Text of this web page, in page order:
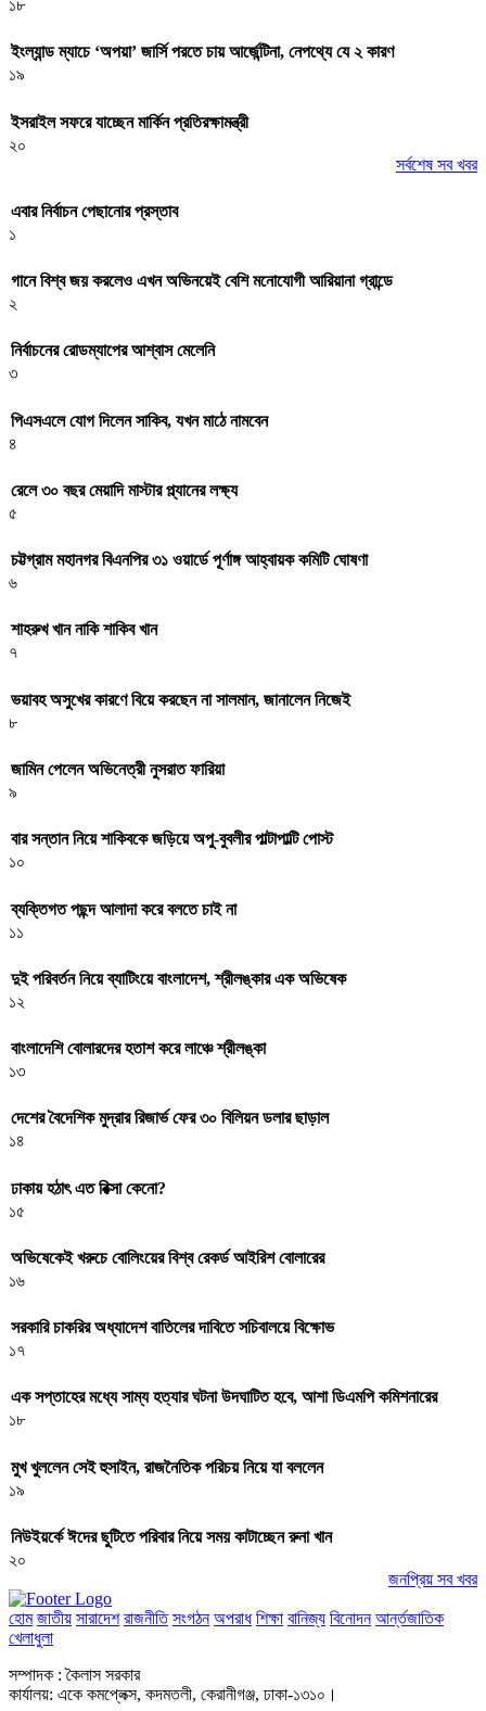
১৮
ইংল্যান্ড ম্যাচে ‘অপয়া’ জার্সি পরতে চায় আর্জেন্টিনা, নেপথ্যে যে ২ কারণ
১৯
ইসরাইল সফরে যাচ্ছেন মার্কিন প্রতিরক্ষামন্ত্রী
২০
সর্বশেষ সব খবর
এবার নির্বাচন পেছানোর প্রস্তাব
১
গানে বিশ্ব জয় করলেও এখন অভিনয়েই বেশি মনোযোগী আরিয়ানা গ্রান্ডে
২
নির্বাচনের রোডম্যাপের আশ্বাস মেলেনি
৩
পিএসএলে যোগ দিলেন সাকিব, যখন মাঠে নামবেন
৪
রেলে ৩০ বছর মেয়াদি মাস্টার প্ল্যানের লক্ষ্য
৫
চট্টগ্রাম মহানগর বিএনপির ৩১ ওয়ার্ডে পূর্ণাঙ্গ আহ্বায়ক কমিটি ঘোষণা
৬
শাহরুখ খান নাকি শাকিব খান
৭
ভয়াবহ অসুখের কারণে বিয়ে করছেন না সালমান, জানালেন নিজেই
৮
জামিন পেলেন অভিনেত্রী নুসরাত ফারিয়া
৯
বার সন্তান নিয়ে শাকিবকে জড়িয়ে অপু-বুবলীর পাল্টাপাল্টি পোস্ট
১০
ব্যক্তিগত পছন্দ আলাদা করে বলতে চাই না
১১
দুই পরিবর্তন নিয়ে ব্যাটিংয়ে বাংলাদেশ, শ্রীলঙ্কার এক অভিষেক
১২
বাংলাদেশি বোলারদের হতাশ করে লাঞ্চে শ্রীলঙ্কা
১৩
দেশের বৈদেশিক মুদ্রার রিজার্ভ ফের ৩০ বিলিয়ন ডলার ছাড়াল
১৪
ঢাকায় হঠাৎ এত রিক্সা কেনো?
১৫
অভিষেকেই খরুচে বোলিংয়ের বিশ্ব রেকর্ড আইরিশ বোলারের
১৬
সরকারি চাকরির অধ্যাদেশ বাতিলের দাবিতে সচিবালয়ে বিক্ষোভ
১৭
এক সপ্তাহের মধ্যে সাম্য হত্যার ঘটনা উদঘাটিত হবে, আশা ডিএমপি কমিশনারের
১৮
মুখ খুললেন সেই হুসাইন, রাজনৈতিক পরিচয় নিয়ে যা বললেন
১৯
নিউইয়র্কে ঈদের ছুটিতে পরিবার নিয়ে সময় কাটাচ্ছেন রুনা খান
২০
জনপ্রিয় সব খবর
হোম জাতীয় সারাদেশ রাজনীতি সংগঠন অপরাধ শিক্ষা বানিজ্য বিনোদন আর্ন্তজাতিক
খেলাধুলা
সম্পাদক : কৈলাস সরকার
কার্যালয়: একে কমপ্লেক্স, কদমতলী, কেরানীগঞ্জ, ঢাকা-১৩১০।